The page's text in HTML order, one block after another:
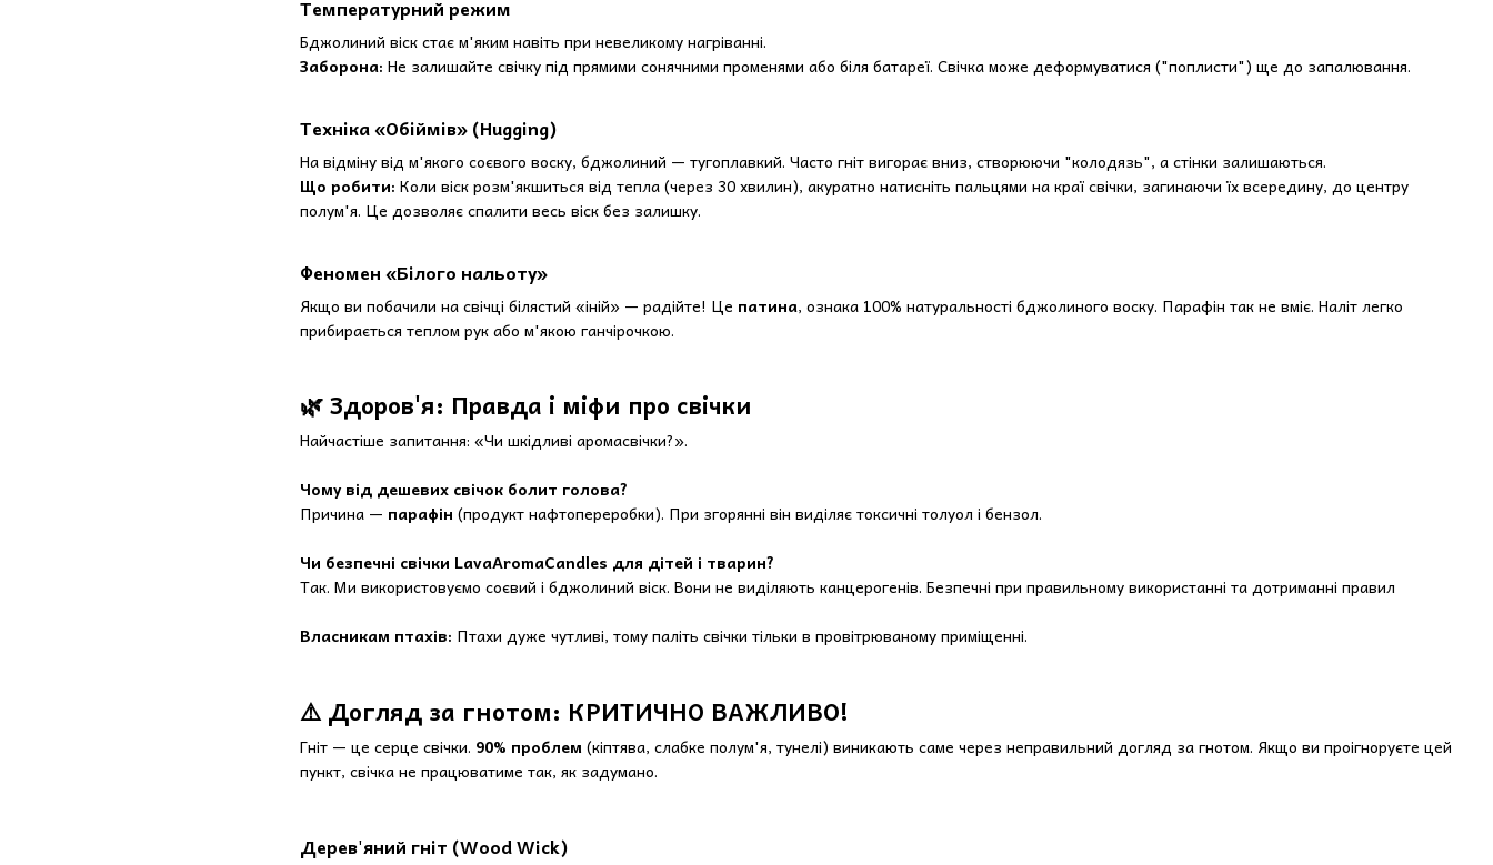
Температурний режим
Бджолиний віск стає м'яким навіть при невеликому нагріванні.
Заборона: Не залишайте свічку під прямими сонячними променями або біля батареї. Свічка може деформуватися ("поплисти") ще до запалювання.
Техніка «Обіймів» (Hugging)
На відміну від м'якого соєвого воску, бджолиний — тугоплавкий. Часто гніт вигорає вниз, створюючи "колодязь", а стінки залишаються.
Що робити: Коли віск розм'якшиться від тепла (через 30 хвилин), акуратно натисніть пальцями на краї свічки, загинаючи їх всередину, до центру
полум'я. Це дозволяє спалити весь віск без залишку.
Феномен «Білого нальоту»
Якщо ви побачили на свічці білястий «іній» — радійте! Це патина, ознака 100% натуральності бджолиного воску. Парафін так не вміє. Наліт легко
прибирається теплом рук або м'якою ганчірочкою.
🌿 Здоров'я: Правда і міфи про свічки
Найчастіше запитання: «Чи шкідливі аромасвічки?».
Чому від дешевих свічок болит голова?
Причина — парафін (продукт нафтопереробки). При згорянні він виділяє токсичні толуол і бензол.
Чи безпечні свічки LavaAromaCandles для дітей і тварин?
Так. Ми використовуємо соєвий і бджолиний віск. Вони не виділяють канцерогенів. Безпечні при правильному використанні та дотриманні правил
Власникам птахів: Птахи дуже чутливі, тому паліть свічки тільки в провітрюваному приміщенні.
⚠️ Догляд за гнотом: КРИТИЧНО ВАЖЛИВО!
Гніт — це серце свічки. 90% проблем (кіптява, слабке полум'я, тунелі) виникають саме через неправильний догляд за гнотом. Якщо ви проігноруєте цей
пункт, свічка не працюватиме так, як задумано.
Дерев'яний гніт (Wood Wick)